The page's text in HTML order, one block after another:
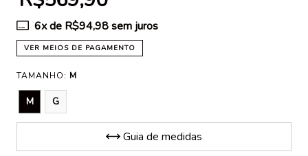
6x de R$94,98sem juros
VER MEIOS DE PAGAMENTO
TAMANHO: M
M G
Guia de medidas